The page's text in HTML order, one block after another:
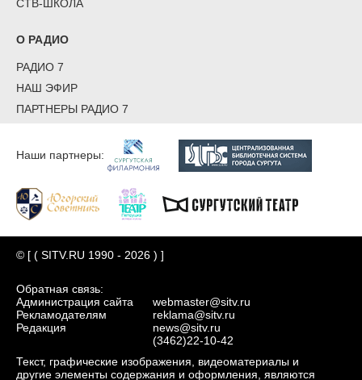
СТВ-ШКОЛА
О РАДИО
РАДИО 7
НАШ ЭФИР
ПАРТНЕРЫ РАДИО 7
Наши партнеры:
© [ ( SITV.RU 1990 - 2026 ) ]
Обратная связь:
Администрация сайта
Рекламодателям
Редакция
webmaster@sitv.ru
reklama@sitv.ru
news@sitv.ru
(3462)22-10-42
Текст, графические изображения, видеоматериалы и
другие элементы содержания и оформления, являются